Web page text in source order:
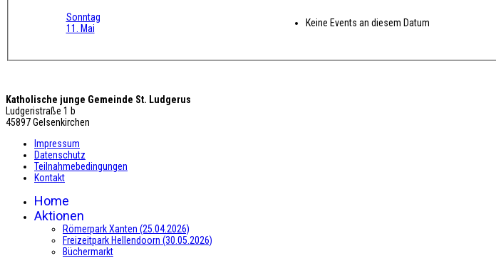
Sonntag
11. Mai
Keine Events an diesem Datum
Katholische junge Gemeinde St. Ludgerus
Ludgeristraße 1 b
45897 Gelsenkirchen
Impressum
Datenschutz
Teilnahmebedingungen
Kontakt
Home
Aktionen
Römerpark Xanten (25.04.2026)
Freizeitpark Hellendoorn (30.05.2026)
Büchermarkt